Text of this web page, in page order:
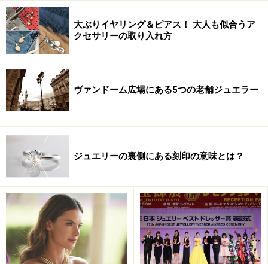
2722
WEBサイトは、www.chaumet.com
ラストのページで、コーラルペンダントが当たります。最後まで読ん
※記事内容は執筆時点のものです。最新の内容をご確認くださ
い。
大ぶりイヤリング＆ピアス！ 大人も似合うア
クセサリーの取り入れ方
ヴァンドーム広場にある5つの老舗ジュエラー
ジュエリーの裏側にある刻印の意味とは？